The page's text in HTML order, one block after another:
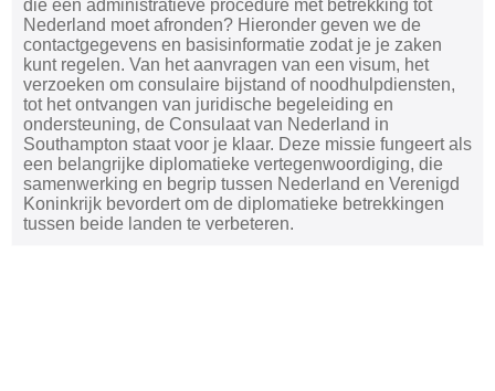
die een administratieve procedure met betrekking tot
Nederland moet afronden? Hieronder geven we de
contactgegevens en basisinformatie zodat je je zaken
kunt regelen. Van het aanvragen van een visum, het
verzoeken om consulaire bijstand of noodhulpdiensten,
tot het ontvangen van juridische begeleiding en
ondersteuning, de Consulaat van Nederland in
Southampton staat voor je klaar. Deze missie fungeert als
een belangrijke diplomatieke vertegenwoordiging, die
samenwerking en begrip tussen Nederland en Verenigd
Koninkrijk bevordert om de diplomatieke betrekkingen
tussen beide landen te verbeteren.